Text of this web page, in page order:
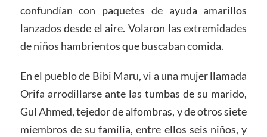
confundían con paquetes de ayuda amarillos
lanzados desde el aire. Volaron las extremidades
de niños hambrientos que buscaban comida.
En el pueblo de Bibi Maru, vi a una mujer llamada
Orifa arrodillarse ante las tumbas de su marido,
Gul Ahmed, tejedor de alfombras, y de otros siete
miembros de su familia, entre ellos seis niños, y